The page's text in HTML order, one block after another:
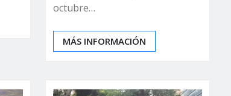
octubre…
MÁS INFORMACIÓN